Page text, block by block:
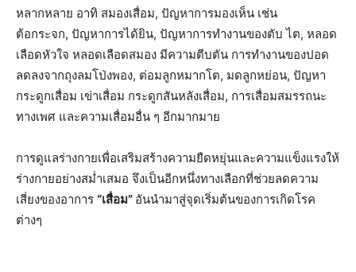
หลากหลาย อาทิ สมองเสื่อม, ปัญหาการมองเห็น เช่น
ต้อกระจก, ปัญหาการได้ยิน, ปัญหาการทำงานของตับ ไต, หลอด
เลือดหัวใจ หลอดเลือดสมอง มีความตีบตัน การทำงานของปอด
ลดลงจากถุงลมโป่งพอง, ต่อมลูกหมากโต, มดลูกหย่อน, ปัญหา
กระดูกเสื่อม เข่าเสื่อม กระดูกสันหลังเสื่อม, การเสื่อมสมรรถนะ
ทางเพศ และความเสื่อมอื่น ๆ อีกมากมาย
การดูแลร่างกายเพื่อเสริมสร้างความยืดหยุ่นและความแข็งแรงให้
ร่างกายอย่างสม่ำเสมอ จึงเป็นอีกหนึ่งทางเลือกที่ช่วยลดความ
เสี่ยงของอาการ “เสื่อม” อันนำมาสู่จุดเริ่มต้นของการเกิดโรค
ต่างๆ